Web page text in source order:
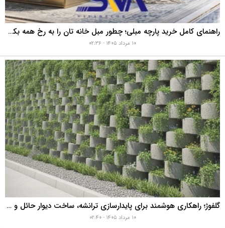
راهنمای کامل خرید پارچه مبلی؛ چطور مبل خانه تان را به رخ همه بکشید؟
گلفوژ؛ راهکاری هوشمند برای پایدارسازی ترانشه، ساخت دیوار حائل و زیباسازی شهری